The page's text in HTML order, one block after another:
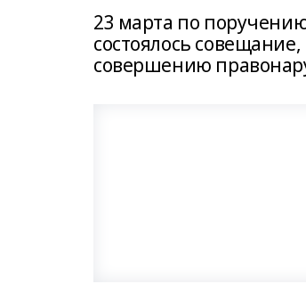
23 марта по
состоялось
совершению